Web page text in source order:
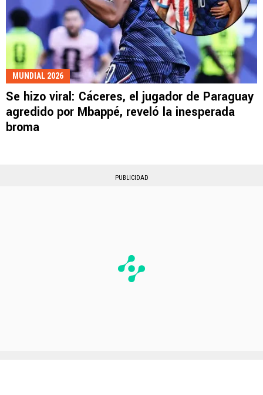
MUNDIAL 2026
Se hizo viral: Cáceres, el jugador de Paraguay
agredido por Mbappé, reveló la inesperada
broma
PUBLICIDAD